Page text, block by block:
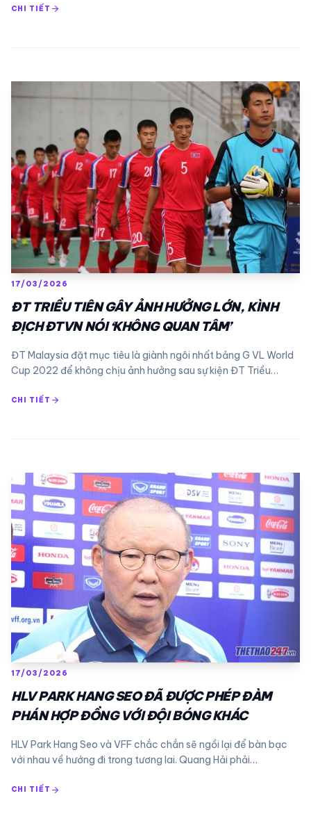
CHI TIẾT arrow_forward
17/03/2026
ĐT TRIỀU TIÊN GÂY ẢNH HƯỞNG LỚN, KÌNH
ĐỊCH ĐTVN NÓI ‘KHÔNG QUAN TÂM’
ĐT Malaysia đặt mục tiêu là giành ngôi nhất bảng G VL World
Cup 2022 để không chịu ảnh hưởng sau sự kiện ĐT Triều…
CHI TIẾT arrow_forward
17/03/2026
HLV PARK HANG SEO ĐÃ ĐƯỢC PHÉP ĐÀM
PHÁN HỢP ĐỒNG VỚI ĐỘI BÓNG KHÁC
HLV Park Hang Seo và VFF chắc chắn sẽ ngồi lại để bàn bạc
với nhau về hướng đi trong tương lai. Quang Hải phải…
CHI TIẾT arrow_forward